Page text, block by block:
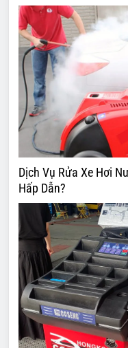
Dịch Vụ Rửa Xe Hơi
Hấp Dẫn?